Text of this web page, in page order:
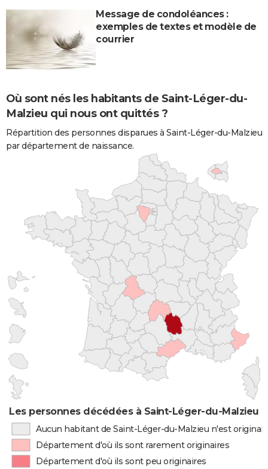
Message de condoléances :
exemples de textes et modèle de
courrier
Où sont nés les habitants de Saint-Léger-du-
Malzieu qui nous ont quittés ?
Répartition des personnes disparues à Saint-Léger-du-Malzieu
par département de naissance.
Les personnes décédées à Saint-Léger-du-Malzieu
Aucun habitant de Saint-Léger-du-Malzieu n'est
Département d'où ils sont rarement originaires
Département d'où ils sont peu originaires